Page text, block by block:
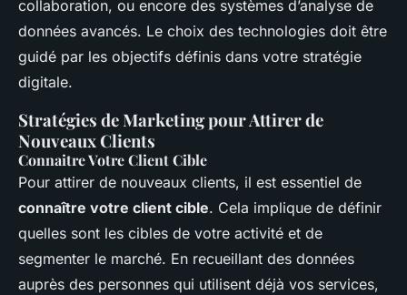
collaboration, ou encore des systèmes d’analyse de
données avancés. Le choix des technologies doit être
guidé par les objectifs définis dans votre stratégie
digitale.
Stratégies de Marketing pour Attirer de
Nouveaux Clients
Connaitre Votre Client Cible
Pour attirer de nouveaux clients, il est essentiel de
connaître votre client cible. Cela implique de définir
quelles sont les cibles de votre activité et de
segmenter le marché. En recueillant des données
auprès des personnes qui utilisent déjà vos services,